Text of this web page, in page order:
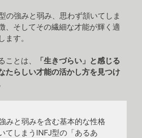
の強みと弱み、思わず頷いてしま
、そしてその繊細な才能が輝く適
す。
ことは、
「生きづらい」と感じる
たらしい才能の活かし方を見つけ
みと弱みを含む基本的な性格
てしまうINFJ型の「あるあ